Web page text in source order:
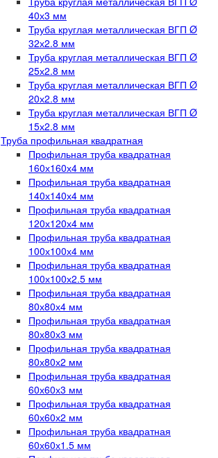
40х3 мм
Труба круглая металлическая ВГП Ø
32х2.8 мм
Труба круглая металлическая ВГП Ø
25х2.8 мм
Труба круглая металлическая ВГП Ø
20х2.8 мм
Труба круглая металлическая ВГП Ø
15х2.8 мм
Труба профильная квадратная
Профильная труба квадратная
160х160х4 мм
Профильная труба квадратная
140х140х4 мм
Профильная труба квадратная
120х120х4 мм
Профильная труба квадратная
100х100х4 мм
Профильная труба квадратная
100х100х2.5 мм
Профильная труба квадратная
80х80х4 мм
Профильная труба квадратная
80х80х3 мм
Профильная труба квадратная
80х80х2 мм
Профильная труба квадратная
60х60х3 мм
Профильная труба квадратная
60х60х2 мм
Профильная труба квадратная
60х60х1.5 мм